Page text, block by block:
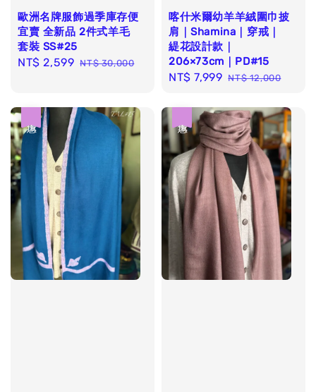
歐洲名牌服飾過季庫存便
宜賣 全新品 2件式羊毛
套裝 SS#25
Sale
NT$ 2,599 Regular
NT$ 30,000
喀什米爾幼羊羊絨圍巾披
肩｜Shamina｜穿戒｜
緹花設計款｜
206×73cm｜PD#15
Sale
NT$ 7,999 Regular
NT$ 12,000